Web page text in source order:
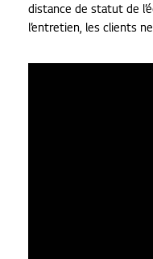
distance de statut de
l’entretien, les clients